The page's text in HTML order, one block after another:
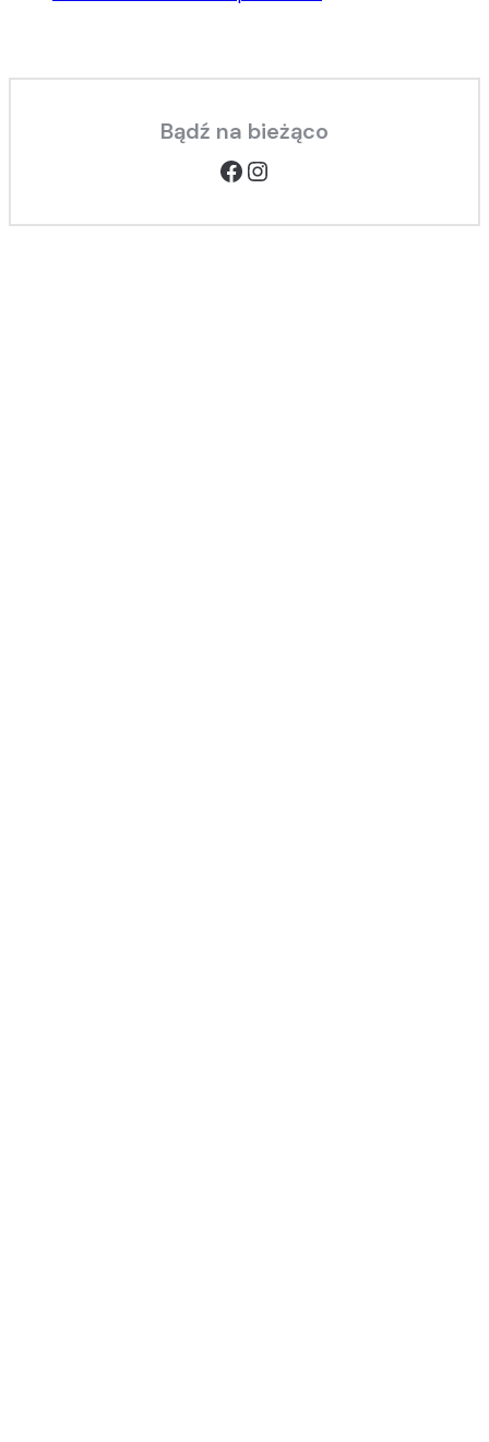
Bądź na bieżąco
Facebook
Instagram